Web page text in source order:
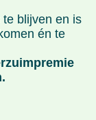
blijven en is
én te